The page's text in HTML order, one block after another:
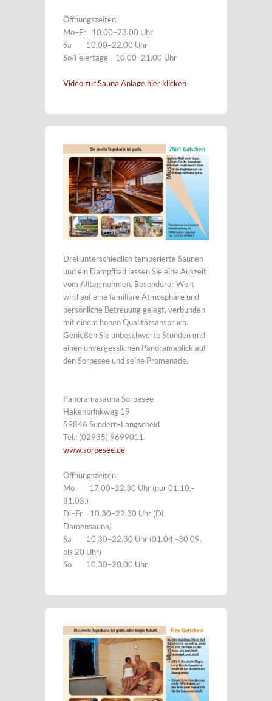
Öffnungszeiten:
Mo–Fr 10.00–23.00 Uhr
Sa 10.00–22.00 Uhr
So/Feiertage 10.00–21.00 Uhr
Video zur Sauna Anlage hier klicken
Drei unterschiedlich temperierte Saunen
und ein Dampfbad lassen Sie eine Auszeit
vom Alltag nehmen. Besonderer Wert
wird auf eine familiäre Atmosphäre und
persönliche Betreuung gelegt, verbunden
mit einem hohen Qualitätsanspruch.
Genießen Sie unbeschwerte Stunden und
einen unvergesslichen Panoramablick auf
den Sorpesee und seine Promenade.
Panoramasauna Sorpesee
Hakenbrinkweg 19
59846 Sundern-Langscheid
Tel.: (02935) 9699011
www.sorpesee.de
Öffnungszeiten:
Mo 17.00–22.30 Uhr (nur 01.10.–
31.03.)
Di–Fr 10.30–22.30 Uhr (Di
Damensauna)
Sa 10.30–22.30 Uhr (01.04.–30.09.
bis 20 Uhr)
So 10.30–20.00 Uhr